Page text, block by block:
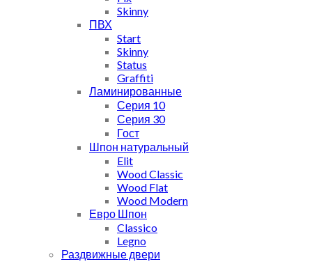
Skinny
ПВХ
Start
Skinny
Status
Graffiti
Ламинированные
Серия 10
Серия 30
Гост
Шпон натуральный
Elit
Wood Classic
Wood Flat
Wood Modern
Евро Шпон
Classico
Legno
Раздвижные двери